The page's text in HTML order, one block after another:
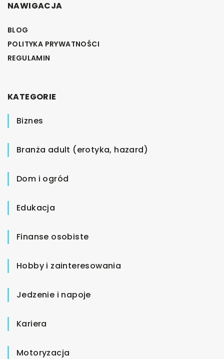
NAWIGACJA
BLOG
POLITYKA PRYWATNOŚCI
REGULAMIN
KATEGORIE
Biznes
Branża adult (erotyka, hazard)
Dom i ogród
Edukacja
Finanse osobiste
Hobby i zainteresowania
Jedzenie i napoje
Kariera
Motoryzacja